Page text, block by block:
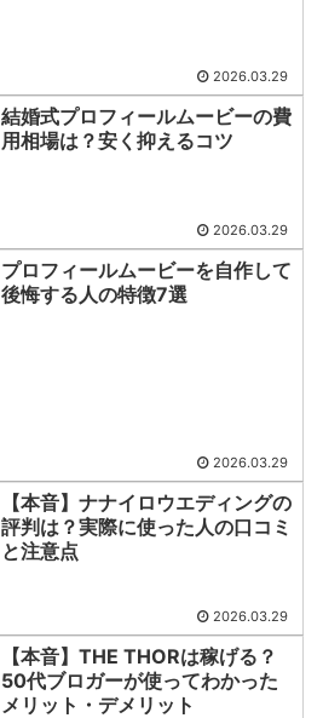
2026.03.29
結婚式プロフィールムービーの費
用相場は？安く抑えるコツ
2026.03.29
プロフィールムービーを自作して
後悔する人の特徴7選
2026.03.29
【本音】ナナイロウエディングの
評判は？実際に使った人の口コミ
と注意点
2026.03.29
【本音】THE THORは稼げる？
50代ブロガーが使ってわかった
メリット・デメリット